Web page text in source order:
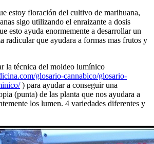
estoy floración del cultivo de marihuana,
sigo utilizando el enraizante a dosis
esto ayuda enormemente a desarrollar un
radicular que ayudara a formas mas frutos y
la técnica del moldeo lumínico
glosario-cannabico/glosario-
) para ayudar a conseguir una
(punta) de las planta que nos ayudara a
los lumen. 4 variedades diferentes y